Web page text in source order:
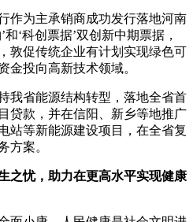
为主承销商成功发行落地河南
‘科创票据’双创新中期票据，
敦促传统企业有计划实现绿色可
金投向高新技术领域。
省能源结构转型，落地全省首
贷款，并在信阳、新乡等地推广
站等新能源建设项目，在全省复
方案。
忧，助力在更高水平实现健康